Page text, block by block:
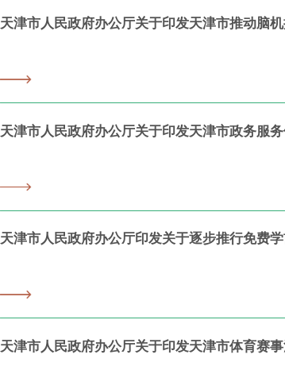
天津市人民政府办公厅关于印发天津市推动脑
天津市人民政府办公厅关于印发天津市政务服
天津市人民政府办公厅印发关于逐步推行免费
天津市人民政府办公厅关于印发天津市体育赛